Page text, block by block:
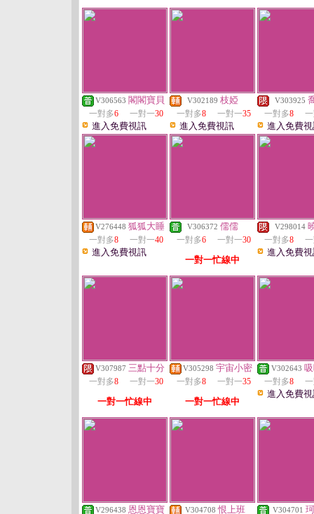
V306563 閣閣寶貝
一對多6 一對一30
進入免費視訊
V302189 枝婭
一對多8 一對一35
進入免費視訊
V303925
一對多8
進入免費
V276448 狐狐大睡
一對多8 一對一40
進入免費視訊
V306372 儒儒
一對多6 一對一30
一對一忙線中
V298014
一對多8
進入免費
V307987 三點十分
一對多8 一對一30
一對一忙線中
V305298 宇宙小密
一對多8 一對一35
一對一忙線中
V302643
一對多8
進入免費
V296438 恩恩寶寶 V304708 恨上班 V304701